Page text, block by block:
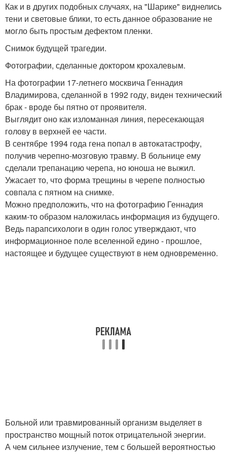
Как и в других подобных случаях, на "Шарике" виднелись
тени и световые блики, то есть данное образование не
могло быть простым дефектом пленки.
Снимок будущей трагедии.
Фотографии, сделанные доктором крохалевым.
На фотографии 17-летнего москвича Геннадия
Владимирова, сделанной в 1992 году, виден технический
брак - вроде бы пятно от проявителя.
Выглядит оно как изломанная линия, пересекающая
голову в верхней ее части.
В сентябре 1994 года гена попал в автокатастрофу,
получив черепно-мозговую травму. В больнице ему
сделали трепанацию черепа, но юноша не выжил.
Ужасает то, что форма трещины в черепе полностью
совпала с пятном на снимке.
Можно предположить, что на фотографию Геннадия
каким-то образом наложилась информация из будущего.
Ведь парапсихологи в один голос утверждают, что
информационное поле вселенной едино - прошлое,
настоящее и будущее существуют в нем одновременно.
Больной или травмированный организм выделяет в
пространство мощный поток отрицательной энергии.
А чем сильнее излучение, тем с большей вероятностью